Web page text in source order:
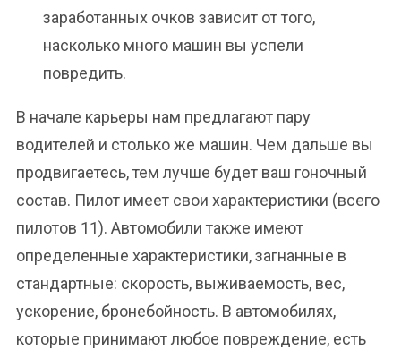
заработанных очков зависит от того,
насколько много машин вы успели
повредить.
В начале карьеры нам предлагают пару
водителей и столько же машин. Чем дальше вы
продвигаетесь, тем лучше будет ваш гоночный
состав. Пилот имеет свои характеристики (всего
пилотов 11). Автомобили также имеют
определенные характеристики, загнанные в
стандартные: скорость, выживаемость, вес,
ускорение, бронебойность. В автомобилях,
которые принимают любое повреждение, есть